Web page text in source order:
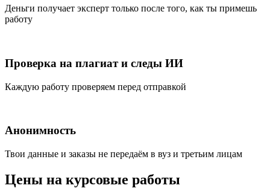
Деньги получает эксперт только после того, как ты примешь
работу
Проверка на плагиат и следы ИИ
Каждую работу проверяем перед отправкой
Анонимность
Твои данные и заказы не передаём в вуз и третьим лицам
Цены на курсовые работы